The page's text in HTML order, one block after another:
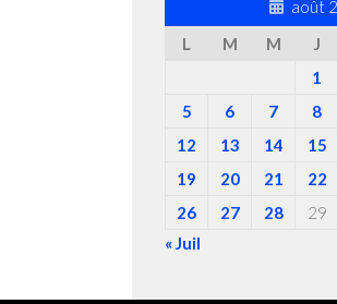
août
L
M M J
1
5
6 7 8
12
13 14 15
19
20 21 22
26
27 28 29
« Juil